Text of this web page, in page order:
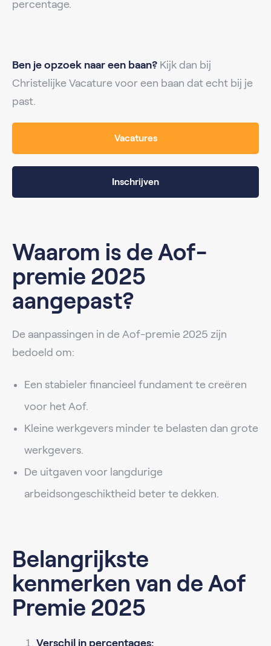
percentage.
Ben je opzoek naar een baan? Kijk dan bij
Christelijke Vacature voor een baan dat echt bij je
past.
Vacatures
Inschrijven
Waarom is de Aof-
premie 2025
aangepast?
De aanpassingen in de Aof-premie 2025 zijn
bedoeld om:
Een stabieler financieel fundament te creëren
voor het Aof.
Kleine werkgevers minder te belasten dan grote
werkgevers.
De uitgaven voor langdurige
arbeidsongeschiktheid beter te dekken.
Belangrijkste
kenmerken van de Aof
Premie 2025
Verschil in percentages: